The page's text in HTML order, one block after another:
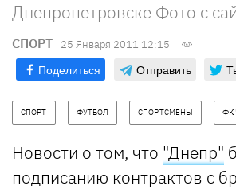
Днепропетровске Фото с
СПОРТ 25 Января 2011 12:15
Поделиться Отправить
СПОРТ ФУТБОЛ СПОРТСМЕНЫ ФК
Новости о том, что "Днепр"
подписанию контрактов с